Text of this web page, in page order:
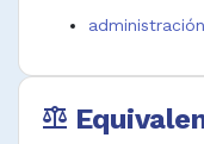
balance